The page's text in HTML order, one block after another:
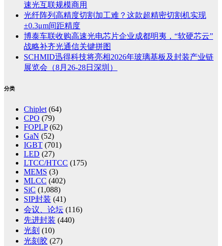
速光互联规模商用
光纤阵列高精度切割加工难？这款超精密切割机实现
±0.3μm间距精度
博泰车联收购高速光电芯片企业成都明夷，“软硬芯云”
战略补齐光通信关键拼图
SCHMID迅得科技将亮相2026年玻璃基板及封装产业链
展览会（8月26-28日深圳）
分类
Chiplet (64)
CPO (79)
FOPLP(62)
GaN (52)
IGBT (701)
LED (27)
LTCC/HTCC (175)
MEMS (3)
MLCC (402)
SiC (1,088)
SIP封装 (41)
会议、论坛 (116)
先进封装 (440)
光刻 (10)
光刻胶 (27)